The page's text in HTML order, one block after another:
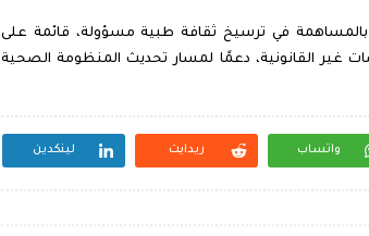
بالمساهمة في ترسيخ ثقافة طبية مسؤولة، قائمة على
غير القانونية، دعمًا لمسار تحديث المنظومة الصحية
واتساب ريدايت لينكدين